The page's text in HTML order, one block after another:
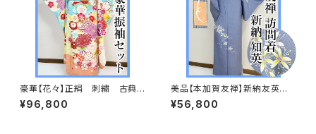
豪華【花々】正絹 刺繍 古典
柄 振袖セット s703
¥96,800
美品【本加賀友禅】新納友英
紬 訪問着 正絹 袷s665
¥56,800